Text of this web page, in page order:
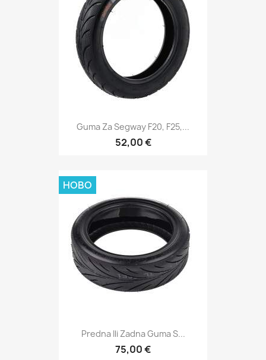
Guma Za Segway F20, F25,...
52,00 €
Predna Ili Zadna Guma S...
75,00 €
НОВО